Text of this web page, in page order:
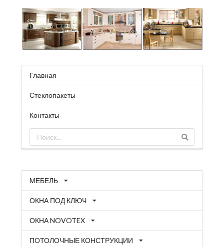
Главная
Стеклопакеты
Контакты
МЕБЕЛЬ
ОКНА ПОД КЛЮЧ
ОКНА NOVOTEX
ПОТОЛОЧНЫЕ КОНСТРУКЦИИ